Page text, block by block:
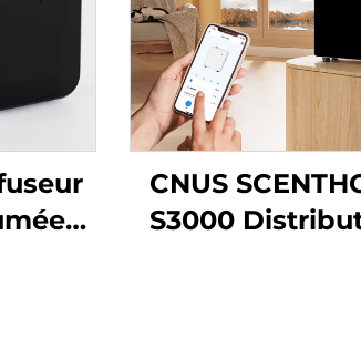
CNUS
S3000